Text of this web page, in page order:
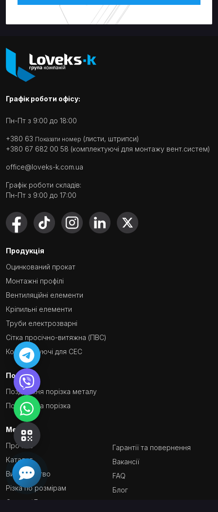
Графік роботи офісу:
Пн-Пт з 9:00 до 18:00
+380 63 Показати номер (листи, штрипси)
+380 67 682 00 58 (комплектуючі для монтажу вент.систем)
office@loveks-k.com.ua
Графік роботи складів:
Пн-Пт з 9:00 до 17:00
Продукція
Оцинкований прокат
Монтажні профілі
Вентиляційні елементи
Кріпильні елементи
Труби електрозварні
Сітка просічно-витяжна (ПВС)
Комплектуючі для СЕС
Послуги
Поздовжня порізка металу
Поперечна порізка
Меню
Про нас
Каталог
Виробництво
Різка по розмірам
Оплата/Доставка
Гарантії та повернення
Вакансії
FAQ
Блог